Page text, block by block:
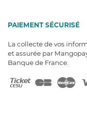
PAIEMENT SÉCURISÉ
La collecte de vos
et assurée par
Banque de France.